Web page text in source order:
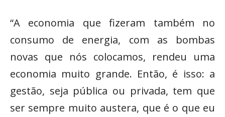
“A economia que fizeram também no
consumo de energia, com as bombas
novas que nós colocamos, rendeu uma
economia muito grande. Então, é isso: a
gestão, seja pública ou privada, tem que
ser sempre muito austera, que é o que eu